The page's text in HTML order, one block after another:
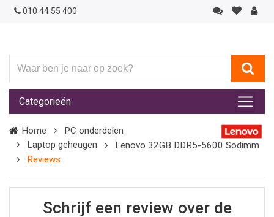
010 44 55 400
ben
je
naar
op
zoek?
Categorieën
Home
PC onderdelen
Laptop geheugen
Lenovo 32GB DDR5-5600 Sodimm
Reviews
Schrijf een review over de